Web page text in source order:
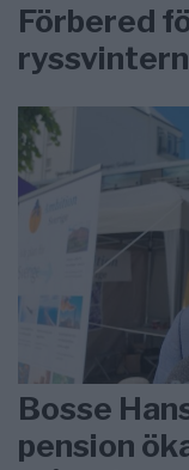
Förbered
Bosse
pension